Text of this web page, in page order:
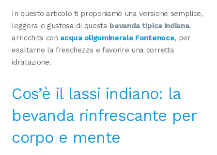
In questo articolo ti proponiamo una versione semplice,
leggera e gustosa di questa bevanda tipica indiana,
arricchita con acqua oligominerale Fontenoce, per
esaltarne la freschezza e favorire una corretta
idratazione.
Cos’è il lassi indiano: la
bevanda rinfrescante per
corpo e mente